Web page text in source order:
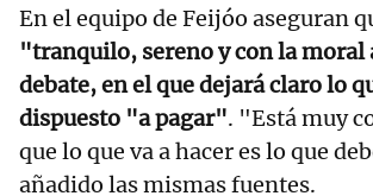
En el equipo de Feijóo aseguran
"tranquilo, sereno y con la moral
debate, en el que dejará claro lo
dispuesto "a pagar". "Está muy
que lo que va a hacer es lo que
añadido las mismas fuentes.